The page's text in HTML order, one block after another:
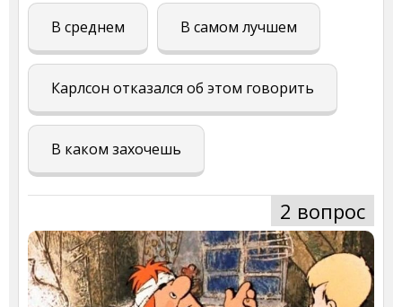
В среднем В самом лучшем
Карлсон отказался об этом говорить
В каком захочешь
2 вопрос